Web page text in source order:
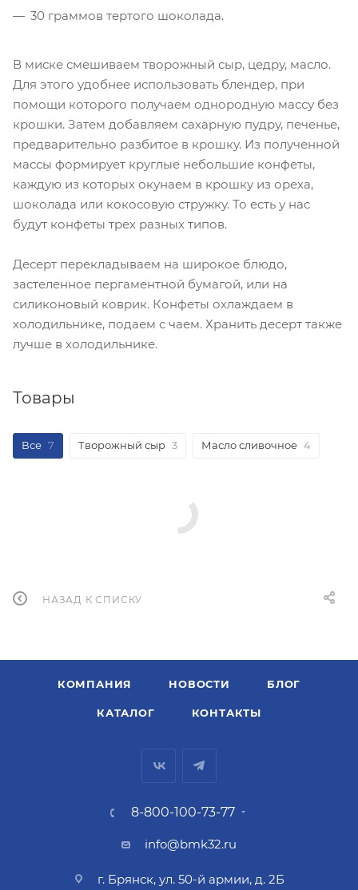
30 граммов тертого шоколада.
В миске смешиваем творожный сыр, цедру, масло.
Для этого удобнее использовать блендер, при
помощи которого получаем однородную массу без
крошки. Затем добавляем сахарную пудру, печенье,
предварительно разбитое в крошку. Из полученной
массы формирует круглые небольшие конфеты,
каждую из которых окунаем в крошку из ореха,
шоколада или кокосовую стружку. То есть у нас
будут конфеты трех разных типов.
Десерт перекладываем на широкое блюдо,
застеленное пергаментной бумагой, или на
силиконовый коврик. Конфеты охлаждаем в
холодильнике, подаем с чаем. Хранить десерт также
лучше в холодильнике.
Товары
Все 7 Творожный сыр 3 Масло сливочное 4
НАЗАД К СПИСКУ
КОМПАНИЯ НОВОСТИ БЛОГ
КАТАЛОГ КОНТАКТЫ
8-800-100-73-77
info@bmk32.ru
г. Брянск, ул. 50-й армии, д. 2Б